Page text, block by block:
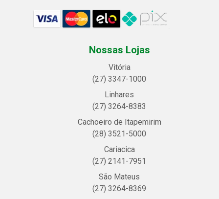
Nossas Lojas
Vitória
(27) 3347-1000
Linhares
(27) 3264-8383
Cachoeiro de Itapemirim
(28) 3521-5000
Cariacica
(27) 2141-7951
São Mateus
(27) 3264-8369